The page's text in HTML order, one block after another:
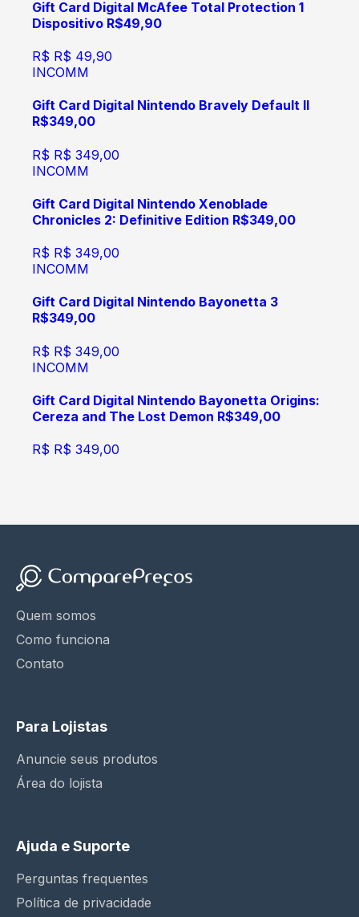
Gift Card Digital McAfee Total Protection 1
Dispositivo R$49,90
R$ R$ 49,90
INCOMM
Gift Card Digital Nintendo Bravely Default II
R$349,00
R$ R$ 349,00
INCOMM
Gift Card Digital Nintendo Xenoblade
Chronicles 2: Definitive Edition R$349,00
R$ R$ 349,00
INCOMM
Gift Card Digital Nintendo Bayonetta 3
R$349,00
R$ R$ 349,00
INCOMM
Gift Card Digital Nintendo Bayonetta Origins:
Cereza and The Lost Demon R$349,00
R$ R$ 349,00
Quem somos
Como funciona
Contato
Para Lojistas
Anuncie seus produtos
Área do lojista
Ajuda e Suporte
Perguntas frequentes
Política de privacidade